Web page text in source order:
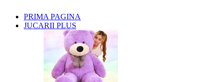
PRIMA PAGINA
JUCARII PLUS